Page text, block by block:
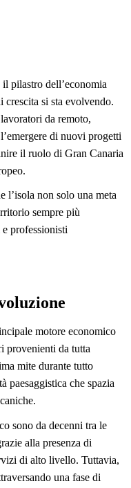
pilastro dell’economia
si sta evolvendo.
da remoto,
di nuovi progetti
il ruolo di Gran Canaria
l’isola non solo una meta
sempre più
professionisti
motore economico
provenienti da tutta
mite durante tutto
paesaggistica che spazia
sono da decenni tra le
alla presenza di
di alto livello. Tuttavia,
una fase di